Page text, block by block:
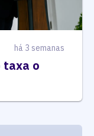
há 3 semanas
taxa o